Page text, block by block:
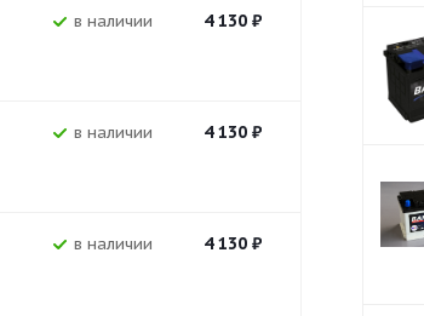
В наличии 4 130₽
В наличии 4 130₽
В наличии 4 130₽